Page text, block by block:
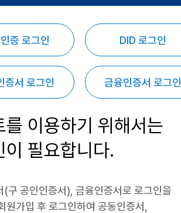
증 로그인 DID 로그인
증서 로그인 금융인증서 로그인
이용하기 위해서는
이 필요합니다.
(구 공인인증서), 금융인증서로 로그인을
원가입 후 로그인하여 공동인증서,